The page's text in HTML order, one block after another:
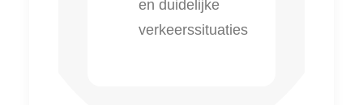
en duidelijke
verkeerssituaties